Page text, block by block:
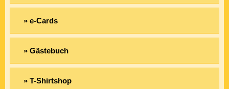
» e-Cards
» Gästebuch
» T-Shirtshop